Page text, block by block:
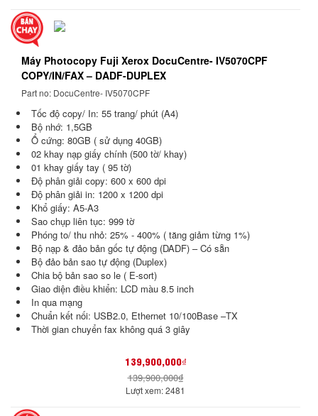
Máy Photocopy Fuji Xerox DocuCentre- IV5070CPF
COPY/IN/FAX – DADF-DUPLEX
Part no: DocuCentre- IV5070CPF
Tốc độ copy/ In: 55 trang/ phút (A4)
Bộ nhớ: 1,5GB
Ổ cứng: 80GB ( sử dụng 40GB)
02 khay nạp giấy chính (500 tờ/ khay)
01 khay giấy tay ( 95 tờ)
Độ phân giải copy: 600 x 600 dpi
Độ phân giải in: 1200 x 1200 dpi
Khổ giấy: A5-A3
Sao chụp liên tục: 999 tờ
Phóng to/ thu nhỏ: 25% - 400% ( tăng giảm từng 1%)
Bộ nạp & đảo bản gốc tự động (DADF) – Có sẵn
Bộ đảo bản sao tự động (Duplex)
Chia bộ bản sao so le ( E-sort)
Giao diện điều khiển: LCD màu 8.5 inch
In qua mạng
Chuẩn kết nối: USB2.0, Ethernet 10/100Base –TX
Thời gian chuyển fax không quá 3 giây
139,900,000₫
139,900,000₫
Lượt xem: 2481